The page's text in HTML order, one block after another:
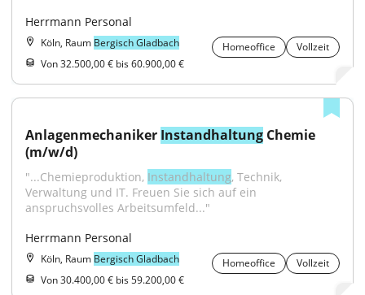
Herrmann Personal
Köln, Raum Bergisch Gladbach Homeoffice
Vollzeit
Von 32.500,00 € bis 60.900,00 €
Anlagenmechaniker Instandhaltung Chemie
(m/w/d)
"...Chemieproduktion, Instandhaltung, Technik,
Verwaltung und IT. Freuen Sie sich auf ein
anspruchsvolles Arbeitsumfeld..."
Herrmann Personal
Köln, Raum Bergisch Gladbach Homeoffice
Vollzeit
Von 30.400,00 € bis 59.200,00 €